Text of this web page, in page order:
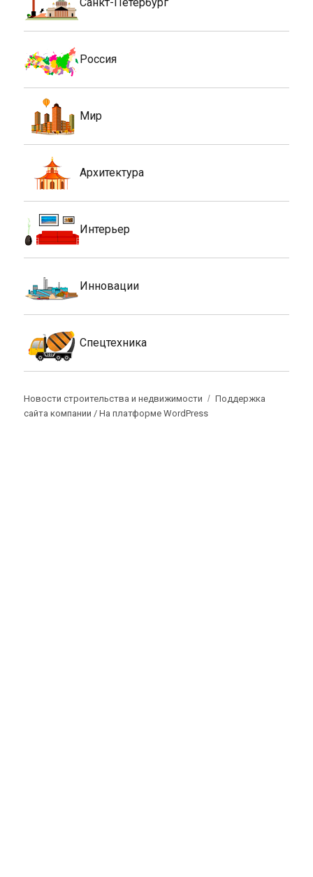
Россия
Мир
Архитектура
Интерьер
Инновации
Спецтехника
Новости строительства и недвижимости
Поддержка
сайта компании /На платформе WordPress